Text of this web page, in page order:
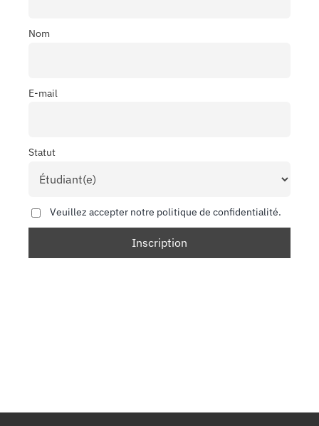
Nom
E-mail
Statut
Veuillez accepter notre politique de confidentialité.